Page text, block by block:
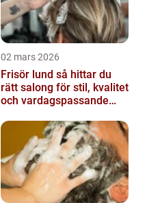
02 mars 2026
Frisör lund så hittar du
rätt salong för stil, kvalitet
och vardagspassande